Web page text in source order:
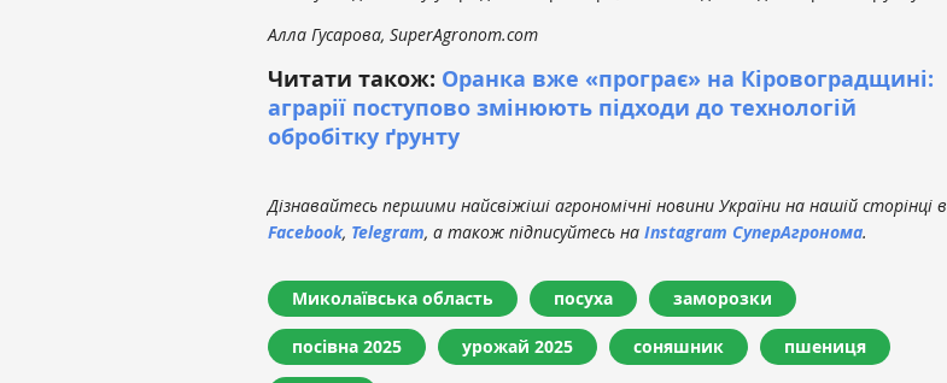
Алла Гусарова, SuperAgronom.com
Читати також: Оранка вже «програє» на Кіровоградщині:
аграрії поступово змінюють підходи до технологій
обробітку ґрунту
Дізнавайтесь першими найсвіжіші агрономічні новини України на нашій сторінці в
Facebook, Telegram, а також підписуйтесь на Instagram СуперАгронома.
Миколаївська область посуха заморозки
посівна 2025 урожай 2025 соняшник пшениця